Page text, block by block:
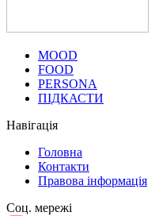
MOOD
FOOD
PERSONA
ПІДКАСТИ
Навігація
Головна
Контакти
Правова інформація
Соц. мережі